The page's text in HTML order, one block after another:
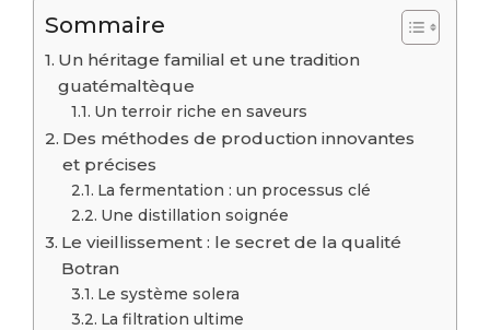
Sommaire
Un héritage familial et une tradition
guatémaltèque
Un terroir riche en saveurs
Des méthodes de production innovantes
et précises
La fermentation : un processus clé
Une distillation soignée
Le vieillissement : le secret de la qualité
Botran
Le système solera
La filtration ultime